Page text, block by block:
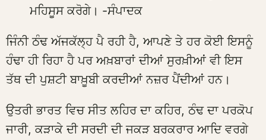
ਮਹਿਸੂਸ ਕਰੋਗੇ। -ਸੰਪਾਦਕ
ਜਿੰਨੀ ਠੰਢ ਅੱਜਕੱਲ੍ਹ ਪੈ ਰਹੀ ਹੈ, ਆਪਣੇ ਤੇ ਹਰ ਕੋਈ ਇਸਨੂੰ
ਹੰਢਾ ਹੀ ਰਿਹਾ ਹੈ ਪਰ ਅਖ਼ਬਾਰਾਂ ਦੀਆਂ ਸੁਰਖ਼ੀਆਂ ਵੀ ਇਸ
ਤੱਥ ਦੀ ਪੁਸ਼ਟੀ ਬਾਖ਼ੂਬੀ ਕਰਦੀਆਂ ਨਜ਼ਰ ਪੈਂਦੀਆਂ ਹਨ।
ਉਤਰੀ ਭਾਰਤ ਵਿਚ ਸੀਤ ਲਹਿਰ ਦਾ ਕਹਿਰ, ਠੰਢ ਦਾ ਪਰਕੋਪ
ਜਾਰੀ, ਕੜਾਕੇ ਦੀ ਸਰਦੀ ਦੀ ਜਕੜ ਬਰਕਰਾਰ ਆਦਿ ਵਰਗੇ